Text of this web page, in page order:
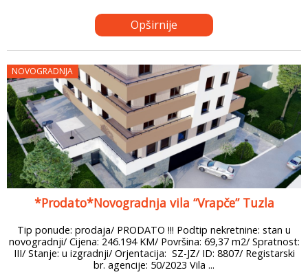
Opširnije
NOVOGRADNJA
*Prodato*Novogradnja vila “Vrapče” Tuzla
Tip ponude: prodaja/ PRODATO !!! Podtip nekretnine: stan u
novogradnji/ Cijena: 246.194 KM/ Površina: 69,37 m2/ Spratnost:
III/ Stanje: u izgradnji/ Orjentacija: SZ-JZ/ ID: 8807/ Registarski
br. agencije: 50/2023 Vila ...